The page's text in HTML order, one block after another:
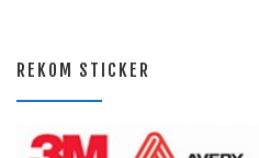
REKOM STICKER